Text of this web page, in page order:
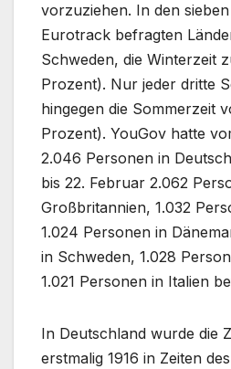
vorzuziehen. In den
Eurotrack befragten
Schweden, die Winterzeit
Prozent). Nur jeder dritte
hingegen die Sommerzeit
Prozent). YouGov hatte
2.046 Personen in
bis 22. Februar 2.062
Großbritannien, 1.032
1.024 Personen in
in Schweden, 1.028
1.021 Personen in Italien
In Deutschland wurde die
erstmalig 1916 in Zeiten